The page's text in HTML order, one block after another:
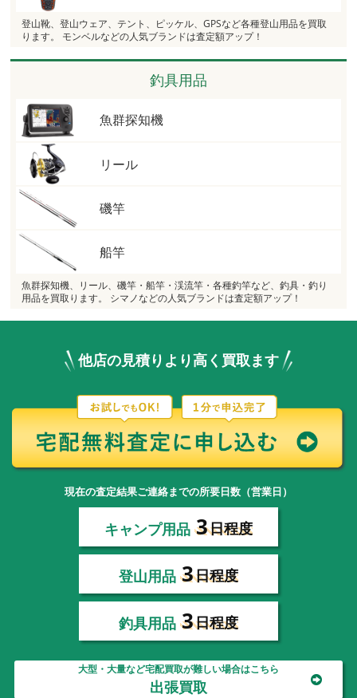
登山靴、登山ウェア、テント、ピッケル、GPSなど各種登山用品を買取
ります。 モンベルなどの人気ブランドは査定額アップ！
釣具用品
魚群探知機
リール
磯竿
船竿
魚群探知機、リール、磯竿・船竿・渓流竿・各種釣竿など、釣具・釣り
用品を買取ります。 シマノなどの人気ブランドは査定額アップ！
他店の見積りより高く買取ます
現在の査定結果ご連絡までの所要日数（営業日）
キャンプ用品 3日程度
登山用品 3日程度
釣具用品 3日程度
大型・大量など宅配買取が難しい場合はこちら
出張買取